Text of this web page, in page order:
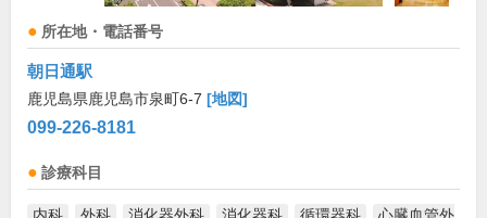
所在地・電話番号
朝日通駅
鹿児島県鹿児島市泉町6-7 [地図]
099-226-8181
診療科目